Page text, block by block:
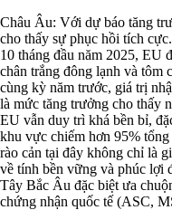
Châu Âu: Với dự báo tăng
cho thấy sự phục hồi tích
10 tháng đầu năm 2025, EU
chân trắng đông lạnh và tôm
cùng kỳ năm trước, giá trị
là mức tăng trưởng cho thấy
EU vẫn duy trì khá bền bỉ,
khu vực chiếm hơn 95%
rào cản tại đây không chỉ là
về tính bền vững và phúc lợi
Tây Bắc Âu đặc biệt ưa
chứng nhận quốc tế (ASC,